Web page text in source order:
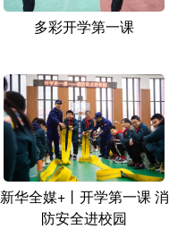
多彩开学第一课
新华全媒+丨开学第一课 消
防安全进校园